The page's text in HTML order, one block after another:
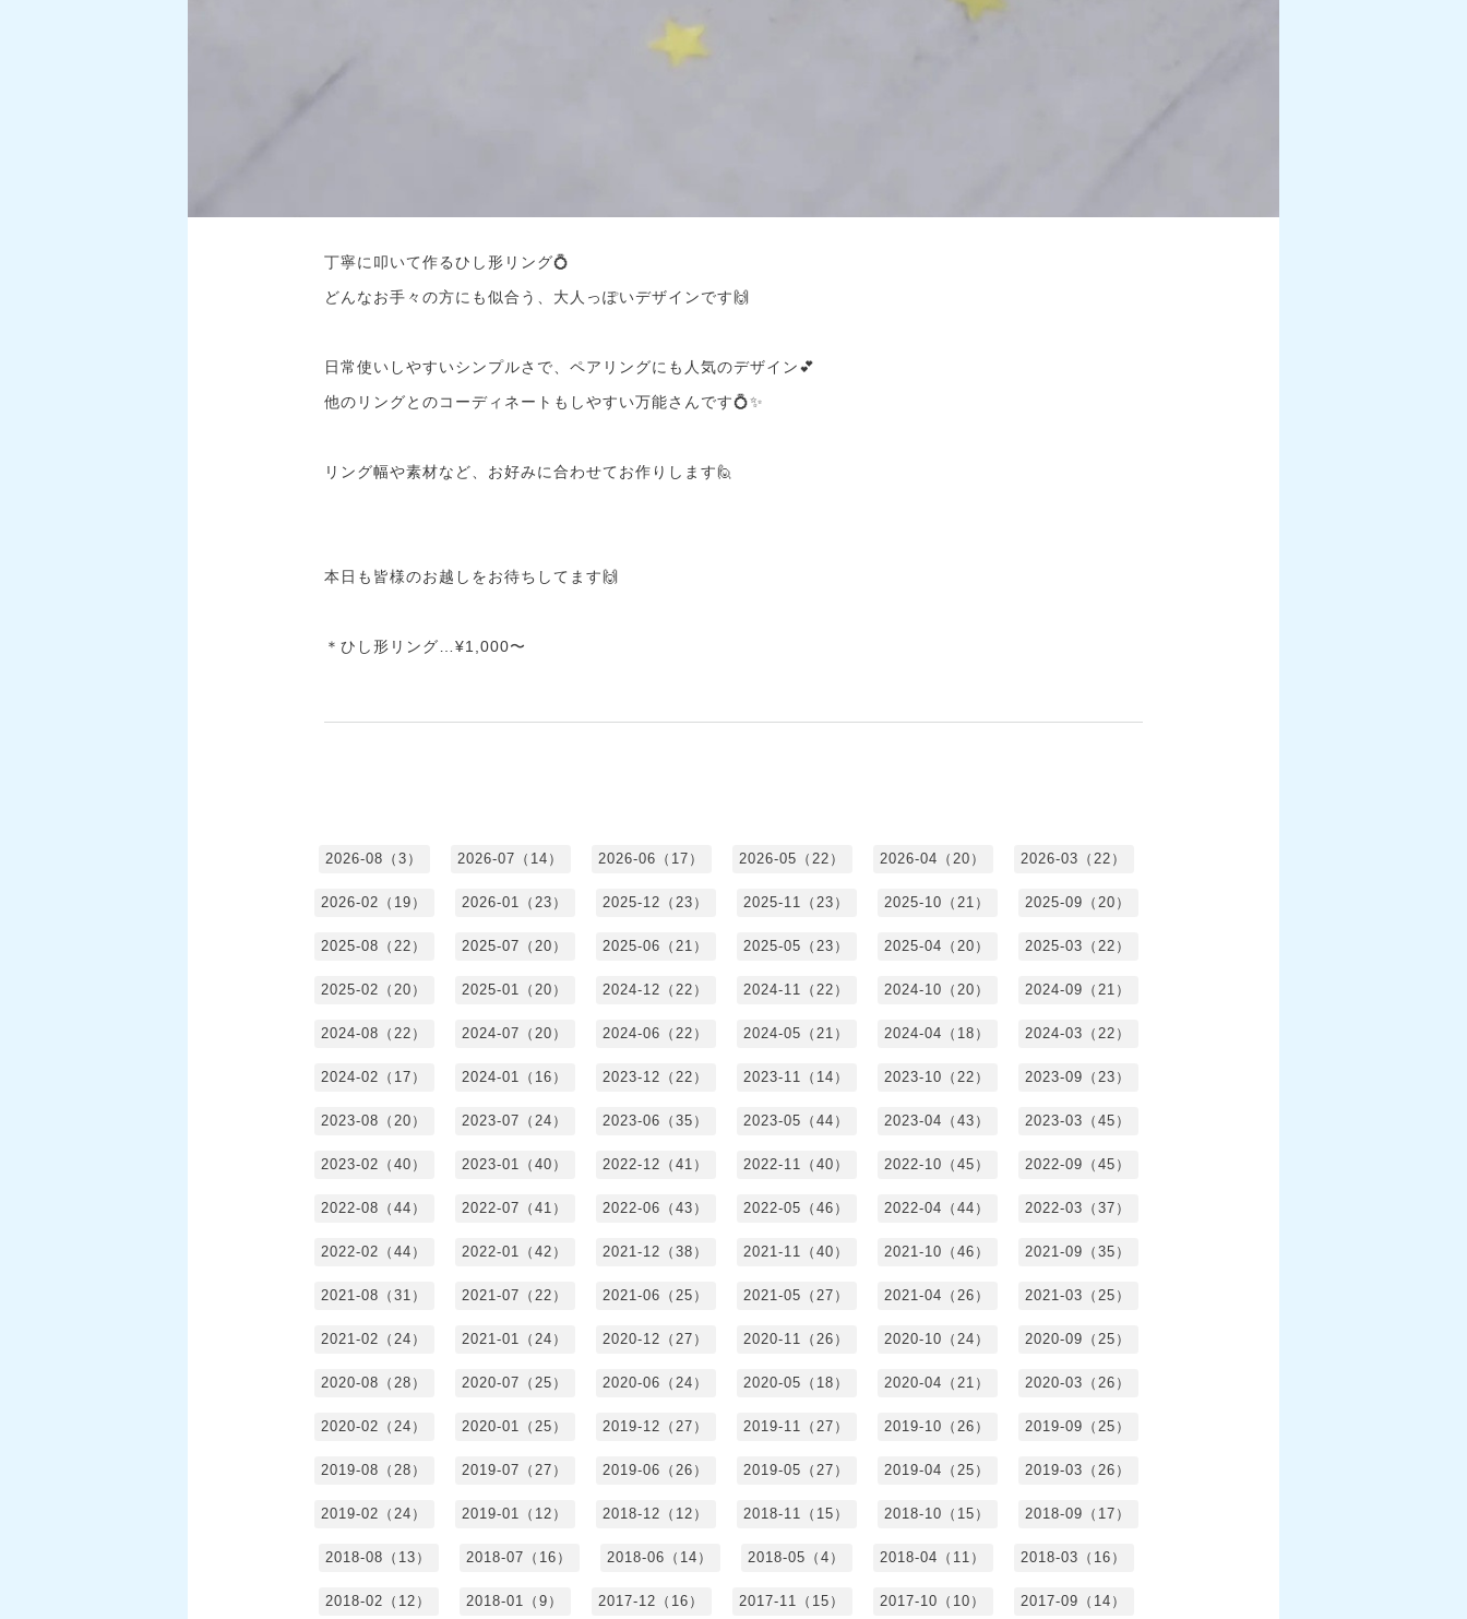
丁寧に叩いて作るひし形リング💍
どんなお手々の方にも似合う、大人っぽいデザインです🙌
日常使いしやすいシンプルさで、ペアリングにも人気のデザイン💕
他のリングとのコーディネートもしやすい万能さんです💍✨️
リング幅や素材など、お好みに合わせてお作りします🙋
本日も皆様のお越しをお待ちしてます🙌
＊ひし形リング…¥1,000〜
2026-08（3） 2026-07（14） 2026-06（17） 2026-05（22） 2026-04（20） 2026-03（22）
2026-02（19） 2026-01（23） 2025-12（23） 2025-11（23） 2025-10（21） 2025-09（20）
2025-08（22） 2025-07（20） 2025-06（21） 2025-05（23） 2025-04（20） 2025-03（22）
2025-02（20） 2025-01（20） 2024-12（22） 2024-11（22） 2024-10（20） 2024-09（21）
2024-08（22） 2024-07（20） 2024-06（22） 2024-05（21） 2024-04（18） 2024-03（22）
2024-02（17） 2024-01（16） 2023-12（22） 2023-11（14） 2023-10（22） 2023-09（23）
2023-08（20） 2023-07（24） 2023-06（35） 2023-05（44） 2023-04（43） 2023-03（45）
2023-02（40） 2023-01（40） 2022-12（41） 2022-11（40） 2022-10（45） 2022-09（45）
2022-08（44） 2022-07（41） 2022-06（43） 2022-05（46） 2022-04（44） 2022-03（37）
2022-02（44） 2022-01（42） 2021-12（38） 2021-11（40） 2021-10（46） 2021-09（35）
2021-08（31） 2021-07（22） 2021-06（25） 2021-05（27） 2021-04（26） 2021-03（25）
2021-02（24） 2021-01（24） 2020-12（27） 2020-11（26） 2020-10（24） 2020-09（25）
2020-08（28） 2020-07（25） 2020-06（24） 2020-05（18） 2020-04（21） 2020-03（26）
2020-02（24） 2020-01（25） 2019-12（27） 2019-11（27） 2019-10（26） 2019-09（25）
2019-08（28） 2019-07（27） 2019-06（26） 2019-05（27） 2019-04（25） 2019-03（26）
2019-02（24） 2019-01（12） 2018-12（12） 2018-11（15） 2018-10（15） 2018-09（17）
2018-08（13） 2018-07（16） 2018-06（14） 2018-05（4） 2018-04（11） 2018-03（16）
2018-02（12） 2018-01（9） 2017-12（16） 2017-11（15） 2017-10（10） 2017-09（14）